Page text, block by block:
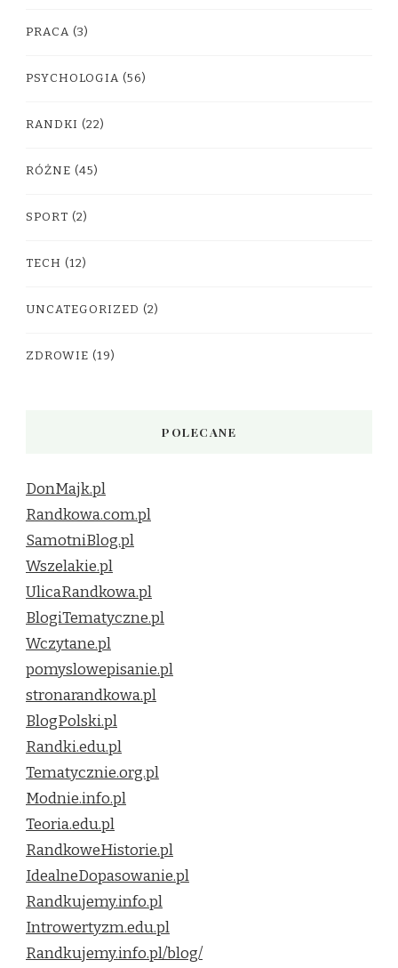
PRACA (3)
PSYCHOLOGIA (56)
RANDKI (22)
RÓŻNE (45)
SPORT (2)
TECH (12)
UNCATEGORIZED (2)
ZDROWIE (19)
POLECANE
DonMajk.pl
Randkowa.com.pl
SamotniBlog.pl
Wszelakie.pl
UlicaRandkowa.pl
BlogiTematyczne.pl
Wczytane.pl
pomyslowepisanie.pl
stronarandkowa.pl
BlogPolski.pl
Randki.edu.pl
Tematycznie.org.pl
Modnie.info.pl
Teoria.edu.pl
RandkoweHistorie.pl
IdealneDopasowanie.pl
Randkujemy.info.pl
Introwertyzm.edu.pl
Randkujemy.info.pl/blog/